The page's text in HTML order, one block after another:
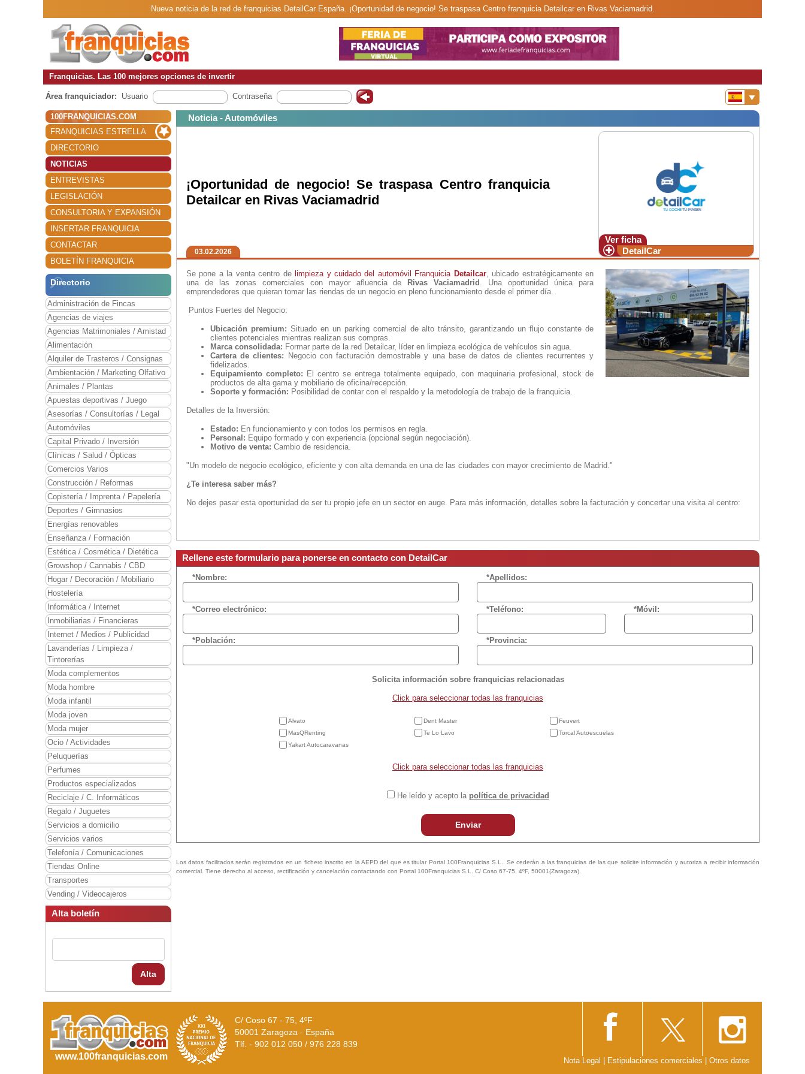
Nueva noticia de la red de franquicias DetailCar España. ¡Oportunidad de negocio! Se traspasa Centro franquicia Detailcar en Rivas Vaciamadrid.
Franquicias. Las 100 mejores opciones de invertir
Área franquiciador: Usuario Contraseña
100FRANQUICIAS.COM
FRANQUICIAS ESTRELLA
DIRECTORIO
NOTICIAS
ENTREVISTAS
LEGISLACIÓN
CONSULTORIA Y EXPANSIÓN
INSERTAR FRANQUICIA
CONTACTAR
BOLETÍN FRANQUICIA
Directorio
Administración de Fincas
Agencias de viajes
Agencias Matrimoniales / Amistad
Alimentación
Alquiler de Trasteros / Consignas
Ambientación / Marketing Olfativo
Animales / Plantas
Apuestas deportivas / Juego
Asesorías / Consultorías / Legal
Automóviles
Capital Privado / Inversión
Clínicas / Salud / Ópticas
Comercios Varios
Construcción / Reformas
Copistería / Imprenta / Papelería
Deportes / Gimnasios
Energías renovables
Enseñanza / Formación
Estética / Cosmética / Dietética
Growshop / Cannabis / CBD
Hogar / Decoración / Mobiliario
Hostelería
Informática / Internet
Inmobiliarias / Financieras
Internet / Medios / Publicidad
Lavanderías / Limpieza /
Tintorerías
Moda complementos
Moda hombre
Moda infantil
Moda joven
Moda mujer
Ocio / Actividades
Peluquerías
Perfumes
Productos especializados
Reciclaje / C. Informáticos
Regalo / Juguetes
Servicios a domicilio
Servicios varios
Telefonía / Comunicaciones
Tiendas Online
Transportes
Vending / Videocajeros
Alta boletín
Alta
Noticia - Automóviles
Ver ficha
DetailCar
¡Oportunidad de negocio! Se traspasa Centro franquicia
Detailcar en Rivas Vaciamadrid
03.02.2026
Se pone a la venta centro de limpieza y cuidado del automóvil Franquicia Detailcar, ubicado estratégicamente en
una de las zonas comerciales con mayor afluencia de
Rivas Vaciamadrid . Una oportunidad única para
emprendedores que quieran tomar las riendas de un negocio en pleno funcionamiento desde el primer día.
Puntos Fuertes del Negocio:
Ubicación premium: Situado en un parking comercial de alto tránsito, garantizando un flujo constante de
clientes potenciales mientras realizan sus compras.
Marca consolidada: Formar parte de la red Detailcar, líder en limpieza ecológica de vehículos sin agua.
Cartera de clientes: Negocio con facturación demostrable y una base de datos de clientes recurrentes y
fidelizados.
Equipamiento completo: El centro se entrega totalmente equipado, con maquinaria profesional, stock de
productos de alta gama y mobiliario de oficina/recepción.
Soporte y formación: Posibilidad de contar con el respaldo y la metodología de trabajo de la franquicia.
Detalles de la Inversión:
Estado: En funcionamiento y con todos los permisos en regla.
Personal: Equipo formado y con experiencia (opcional según negociación).
Motivo de venta: Cambio de residencia.
"Un modelo de negocio ecológico, eficiente y con alta demanda en una de las ciudades con mayor crecimiento de Madrid."
¿Te interesa saber más?
No dejes pasar esta oportunidad de ser tu propio jefe en un sector en auge. Para más información, detalles sobre la facturación y concertar una visita al centro:
Rellene este formulario para ponerse en contacto con DetailCar
*Nombre: *Apellidos:
*Correo electrónico: *Teléfono: *Móvil:
*Población: *Provincia:
Solicita información sobre franquicias relacionadas
Click para seleccionar todas las franquicias
Alvato Dent Master
Feuvert
MasQRenting
Te Lo Lavo
Torcal Autoescuelas
Yakart Autocaravanas
Click para seleccionar todas las franquicias
He leído y acepto la política de privacidad
Enviar
Los datos facilitados serán registrados en un fichero inscrito en la AEPD del que es titular Portal 100Franquicias S.L.. Se cederán a las franquicias de las que solicite información y autoriza a recibir información
comercial. Tiene derecho al acceso, rectificación y cancelación contactando con Portal 100Franquicias S.L. C/ Coso 67-75, 4ºF, 50001(Zaragoza).
www.100franquicias.com
C/ Coso 67 - 75, 4ºF
50001 Zaragoza - España
Tlf. - 902 012 050 / 976 228 839
Nota Legal Estipulaciones comerciales Otros datos